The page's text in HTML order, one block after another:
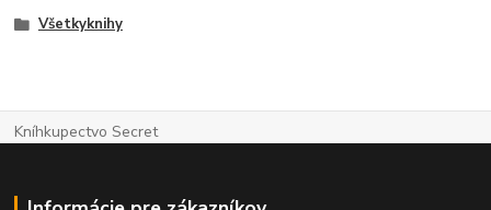
Všetkyknihy
Kníhkupectvo Secret